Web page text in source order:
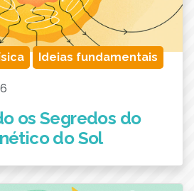
Ideias fundamentais
os Segredos do
do Sol